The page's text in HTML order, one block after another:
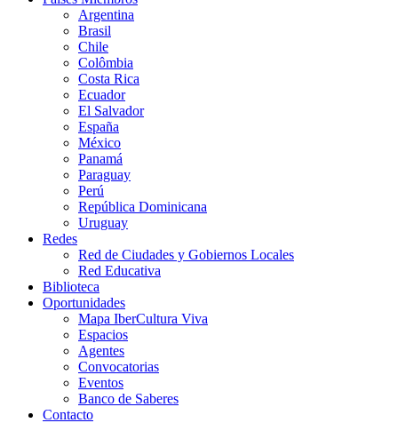
Argentina
Brasil
Chile
Colômbia
Costa Rica
Ecuador
El Salvador
España
México
Panamá
Paraguay
Perú
República Dominicana
Uruguay
Redes
Red de Ciudades y Gobiernos Locales
Red Educativa
Biblioteca
Oportunidades
Mapa IberCultura Viva
Espacios
Agentes
Convocatorias
Eventos
Banco de Saberes
Contacto